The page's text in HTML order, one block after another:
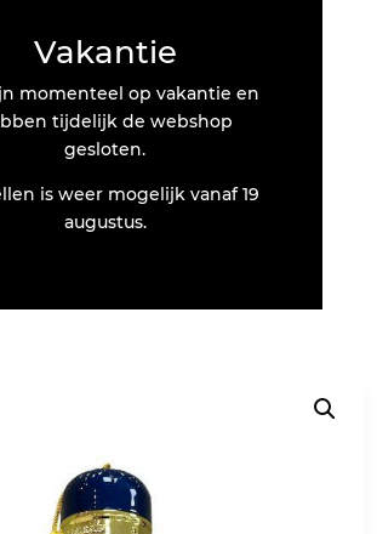
Vakantie
momenteel op vakantie en
tijdelijk de webshop
gesloten.
is weer mogelijk vanaf 19
augustus.